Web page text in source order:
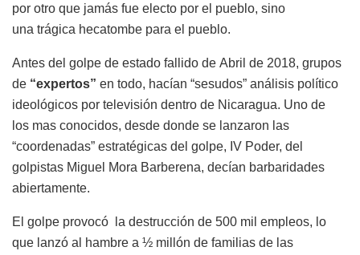
por otro que jamás fue electo por el pueblo, sino
una trágica hecatombe para el pueblo.
Antes del golpe de estado fallido de Abril de 2018, grupos
de “expertos” en todo, hacían “sesudos” análisis político
ideológicos por televisión dentro de Nicaragua. Uno de
los mas conocidos, desde donde se lanzaron las
“coordenadas” estratégicas del golpe, IV Poder, del
golpistas Miguel Mora Barberena, decían barbaridades
abiertamente.
El golpe provocó la destrucción de 500 mil empleos, lo
que lanzó al hambre a ½ millón de familias de las